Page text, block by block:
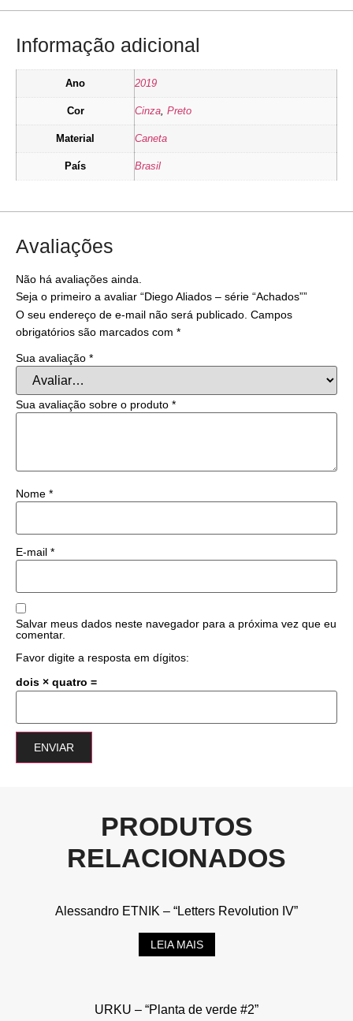
Informação adicional
Ano 2019
Cor Cinza Preto
Material Caneta
País Brasil
Avaliações
Não há avaliações ainda.
Seja o primeiro a avaliar “Diego Aliados – série “Achados””
O seu endereço de e-mail não será publicado. Campos
obrigatórios são marcados com *
Sua avaliação *
Sua avaliação sobre o produto *
Nome *
E-mail *
Salvar meus dados neste navegador para a próxima vez que eu
comentar.
Favor digite a resposta em dígitos:
dois × quatro =
PRODUTOS
RELACIONADOS
Alessandro ETNIK – “Letters Revolution IV”
LEIA MAIS
URKU – “Planta de verde #2”